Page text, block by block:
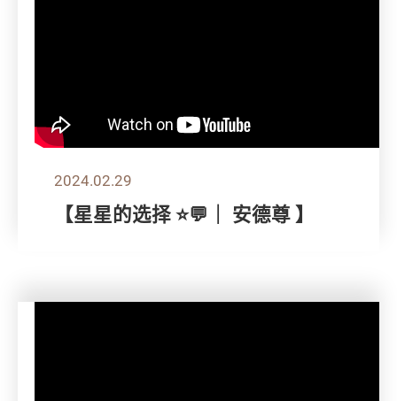
2024.02.29
【星星的选择 ⭐💬｜ 安德尊 】